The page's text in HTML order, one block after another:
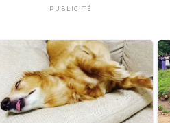
PUBLICITÉ